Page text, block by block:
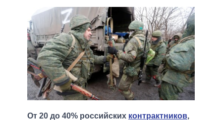
От 20 до 40% российских контрактников,